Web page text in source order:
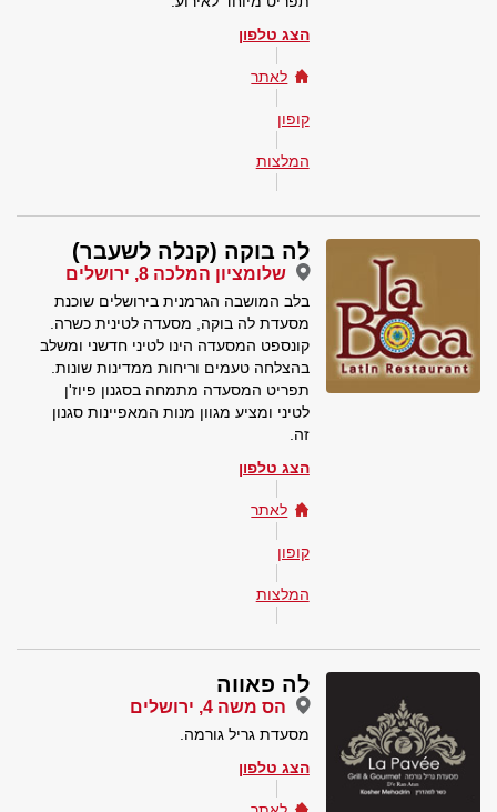
הצג טלפון
לאתר
קופון
המלצות
לה בוקה (קנלה לשעבר)
שלומציון המלכה 8, ירושלים
בלב המושבה הגרמנית בירושלים שוכנת
מסעדת לה בוקה, מסעדה לטינית כשרה.
קונספט המסעדה הינו לטיני חדשני ומשלב
בהצלחה טעמים וריחות ממדינות שונות.
תפריט המסעדה מתמחה בסגנון פיוז'ן
לטיני ומציע מגוון מנות המאפיינות סגנון
זה.
הצג טלפון
לאתר
קופון
המלצות
לה פאווה
הס משה 4, ירושלים
מסעדת גריל גורמה.
הצג טלפון